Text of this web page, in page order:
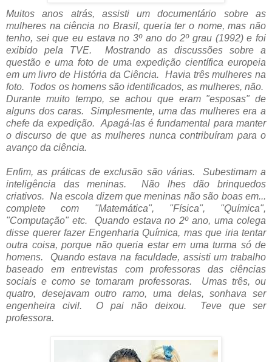
Muitos anos atrás, assisti um documentário sobre as
mulheres na ciência no Brasil, queria ter o nome, mas não
tenho, sei que eu estava no 3º ano do 2º grau (1992) e foi
exibido pela TVE. Mostrando as discussões sobre a
questão e uma foto de uma expedição científica europeia
em um livro de História da Ciência. Havia três mulheres na
foto. Todos os homens são identificados, as mulheres, não.
Durante muito tempo, se achou que eram "esposas" de
alguns dos caras. Simplesmente, uma das mulheres era a
chefe da expedição. Apagá-las é fundamental para manter
o discurso de que as mulheres nunca contribuíram para o
avanço da ciência.
Enfim, as práticas de exclusão são várias. Subestimam a
inteligência das meninas. Não lhes dão brinquedos
criativos. Na escola dizem que meninas não são boas em...
complete com "Matemática", "Física", "Química",
"Computação" etc. Quando estava no 2º ano, uma colega
disse querer fazer Engenharia Química, mas que iria tentar
outra coisa, porque não queria estar em uma turma só de
homens. Quando estava na faculdade, assisti um trabalho
baseado em entrevistas com professoras das ciências
sociais e como se tornaram professoras. Umas três, ou
quatro, desejavam outro ramo, uma delas, sonhava ser
engenheira civil. O pai não deixou. Teve que ser
professora.